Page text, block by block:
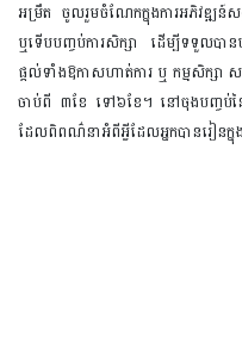
អម្រឹត ចូលរួមចំណែកក្នុងការអភិវឌ្ឍ
ឬទើបបញ្ចប់ការសិក្សា ដើម្បីទទួលបា
ផ្តល់ទាំងឱកាសហាត់ការ ឬ កម្មសិក្ស
ចាប់ពី ៣ខែ ទៅ៦ខែ។ នៅចុងបញ្ចប់ន
ដែលពិពណ៌នាអំពីអ្វីដែលអ្នកបានរៀនក្